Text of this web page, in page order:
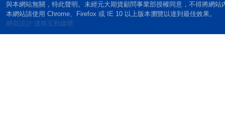
與本網站無關，特此聲明。未經元大期貨顧問事業部授權同意，不得將網站
本網站請使用 Chrome、Firefox 或 IE 10 以上版本瀏覽以達到最佳效果。
網頁設計:達格互動媒體